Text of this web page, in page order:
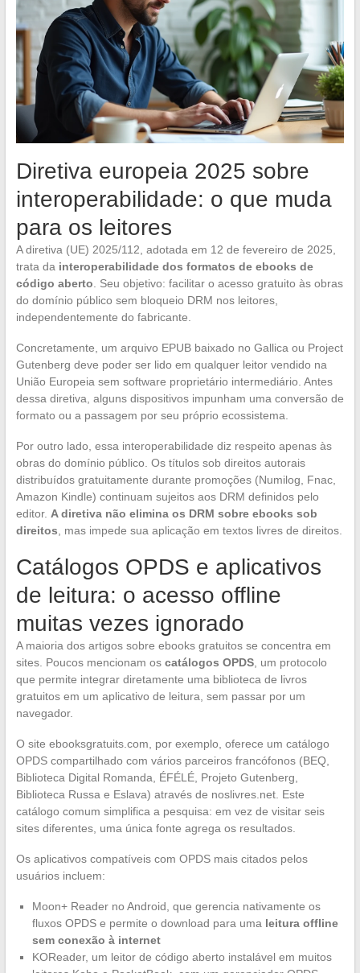
Diretiva europeia 2025 sobre
interoperabilidade: o que muda
para os leitores
A diretiva (UE) 2025/112, adotada em 12 de fevereiro de 2025,
trata da interoperabilidade dos formatos de ebooks de
código aberto . Seu objetivo: facilitar o acesso gratuito às obras
do domínio público sem bloqueio DRM nos leitores,
independentemente do fabricante.
Concretamente, um arquivo EPUB baixado no Gallica ou Project
Gutenberg deve poder ser lido em qualquer leitor vendido na
União Europeia sem software proprietário intermediário. Antes
dessa diretiva, alguns dispositivos impunham uma conversão de
formato ou a passagem por seu próprio ecossistema.
Por outro lado, essa interoperabilidade diz respeito apenas às
obras do domínio público. Os títulos sob direitos autorais
distribuídos gratuitamente durante promoções (Numilog, Fnac,
Amazon Kindle) continuam sujeitos aos DRM definidos pelo
editor. A diretiva não elimina os DRM sobre ebooks sob
direitos , mas impede sua aplicação em textos livres de direitos.
Catálogos OPDS e aplicativos
de leitura: o acesso offline
muitas vezes ignorado
A maioria dos artigos sobre ebooks gratuitos se concentra em
sites. Poucos mencionam os catálogos OPDS, um protocolo
que permite integrar diretamente uma biblioteca de livros
gratuitos em um aplicativo de leitura, sem passar por um
navegador.
O site ebooksgratuits.com, por exemplo, oferece um catálogo
OPDS compartilhado com vários parceiros francófonos (BEQ,
Biblioteca Digital Romanda, ÉFÉLÉ, Projeto Gutenberg,
Biblioteca Russa e Eslava) através de noslivres.net. Este
catálogo comum simplifica a pesquisa: em vez de visitar seis
sites diferentes, uma única fonte agrega os resultados.
Os aplicativos compatíveis com OPDS mais citados pelos
usuários incluem:
Moon+ Reader no Android, que gerencia nativamente os
fluxos OPDS e permite o download para uma leitura offline
sem conexão à internet
KOReader, um leitor de código aberto instalável em muitos